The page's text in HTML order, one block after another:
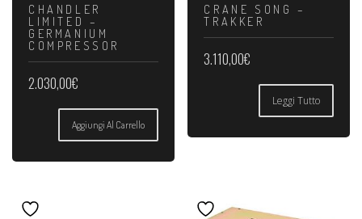
CHANDLER
LIMITED –
GERMANIUM
COMPRESSOR
2.030,00€
Aggiungi Al Carrello
CRANE SONG –
TRAKKER
3.110,00€
Leggi Tutto